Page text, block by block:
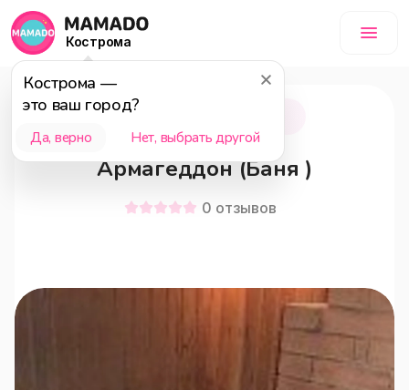
Кострома
Кострома —
это ваш город?
Да, верно Нет, выбрать другой
Кострома
Армагеддон (Баня )
0 отзывов